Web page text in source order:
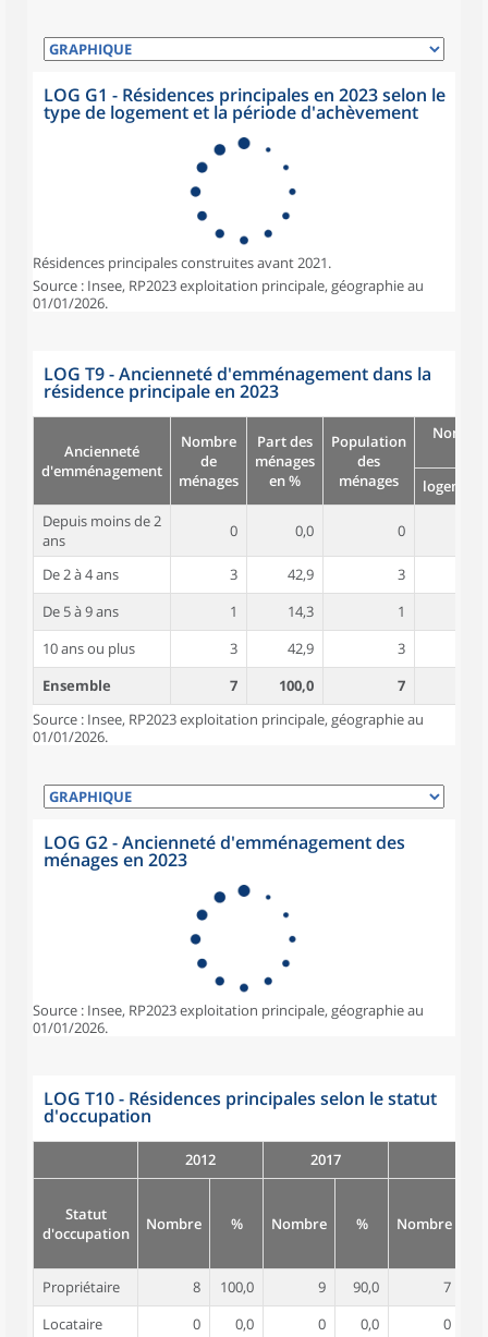
LOG G1 - Résidences principales en 2023 selon le
type de logement et la période d'achèvement
Résidences principales construites avant 2021.
Source : Insee, RP2023 exploitation principale, géographie au
01/01/2026.
LOG T9 - Ancienneté d'emménagement dans la
résidence principale en 2023
Ancienneté
d'emménagement
Nombre
de
ménages
Part des
ménages
en %
Population
des
ménages
logement
Depuis moins de 2
ans
0 0,0 0
De 2 à 4 ans 3 42,9 3
De 5 à 9 ans
1 14,3 1
10 ans ou plus
3 42,9 3
Ensemble
7 100,0 7
Source : Insee, RP2023 exploitation principale, géographie au
01/01/2026.
LOG G2 - Ancienneté d'emménagement des
ménages en 2023
Source : Insee, RP2023 exploitation principale, géographie au
01/01/2026.
LOG T10 - Résidences principales selon le statut
d'occupation
2012 2017
Statut
d'occupation
Nombre % Nombre % Nombre
Propriétaire 8 100,0 9 90,0 7
Locataire
0 0,0 0 0,0 0